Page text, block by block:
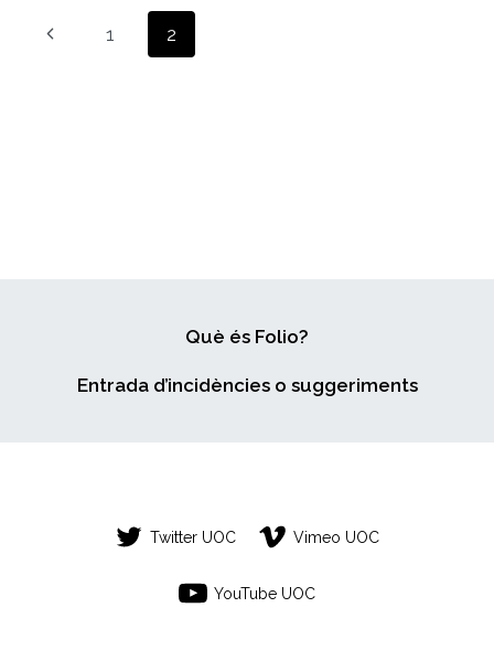
AL
TEU
FOLIO
Navegació
Pàgina
1 2
Què és Folio?
Entrada d’incidències o suggeriments
Twitter UOC Vimeo UOC
YouTube UOC